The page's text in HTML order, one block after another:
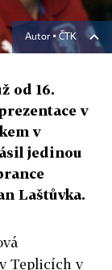
Autor ▪ČTK
od 16.
v
v
jedinou
Laštůvka.
Teplicích v